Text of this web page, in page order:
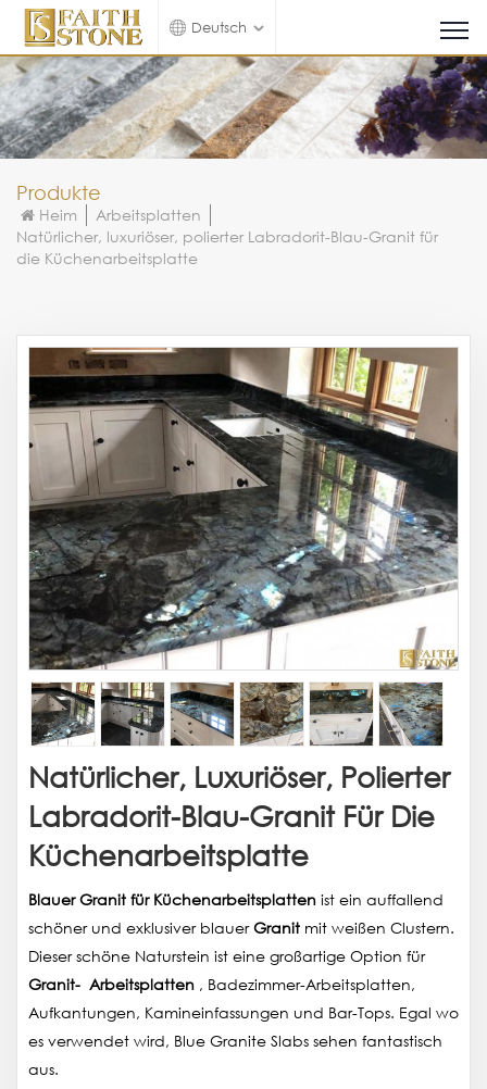
Deutsch
Produkte
Heim
Arbeitsplatten
Natürlicher, luxuriöser, polierter Labradorit-Blau-Granit für
die Küchenarbeitsplatte
Natürlicher, Luxuriöser, Polierter
Labradorit-Blau-Granit Für Die
Küchenarbeitsplatte
Blauer Granit für Küchenarbeitsplatten ist ein auffallend
schöner und exklusiver blauerGranit mit weißen Clustern.
Dieser schöne Naturstein ist eine großartige Option für
Granit- Arbeitsplatten , Badezimmer-Arbeitsplatten,
Aufkantungen, Kamineinfassungen und Bar-Tops. Egal wo
es verwendet wird, Blue Granite Slabs sehen fantastisch
aus.